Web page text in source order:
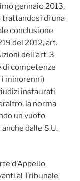
gennaio 2013,
trattandosi di una
conclusione
del 2012, art.
dell’art. 3
di competenze
minorenni)
instaurati
la norma
un vuoto
dalle S.U.
d’Appello
al Tribunale